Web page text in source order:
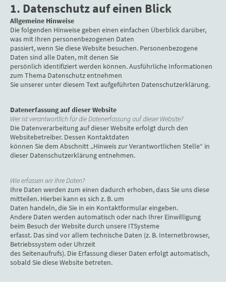
1. Datenschutz auf einen Blick
Allgemeine Hinweise
Die folgenden Hinweise geben einen einfachen Überblick darüber,
was mit Ihren personenbezogenen Daten
passiert, wenn Sie diese Website besuchen. Personenbezogene
Daten sind alle Daten, mit denen Sie
persönlich identifiziert werden können. Ausführliche Informationen
zum Thema Datenschutz entnehmen
Sie unserer unter diesem Text aufgeführten Datenschutzerklärung.
Datenerfassung auf dieser Website
Wer ist verantwortlich für die Datenerfassung auf dieser Website?
Die Datenverarbeitung auf dieser Website erfolgt durch den
Websitebetreiber. Dessen Kontaktdaten
können Sie dem Abschnitt „Hinweis zur Verantwortlichen Stelle“ in
dieser Datenschutzerklärung entnehmen.
Wie erfassen wir Ihre Daten?
Ihre Daten werden zum einen dadurch erhoben, dass Sie uns diese
mitteilen. Hierbei kann es sich z. B. um
Daten handeln, die Sie in ein Kontaktformular eingeben.
Andere Daten werden automatisch oder nach Ihrer Einwilligung
beim Besuch der Website durch unsere ITSysteme
erfasst. Das sind vor allem technische Daten (z. B. Internetbrowser,
Betriebssystem oder Uhrzeit
des Seitenaufrufs). Die Erfassung dieser Daten erfolgt automatisch,
sobald Sie diese Website betreten.